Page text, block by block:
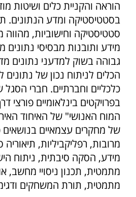
הוראה והקניית כלים ושיטות
בסטטיסטיקה ומדע הנתונים.
סטטיסטיקה וחישוביות,
מידע ותובנות מבסיסי נתונים
גבוהה בשוק למדעני נתונים
הכלים לניתוח נכון של נתונים
כלכליים וחברתיים. חברי הסגל
בפרויקטים בינלאומיים פורצי
המוח האנושי" של האיחוד
של מחקרים עצמאיים בנושאים
מרובות, רפליקביליות,
מידע, הסקה סיבתית, ניתוח
מתמטית, תכנון ניסויי מחשב,
מתמטית, תורת המשחקים